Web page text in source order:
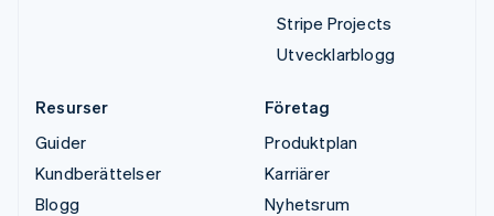
Stripe Projects
Utvecklarblogg
Resurser
Guider
Kundberättelser
Blogg
Företag
Produktplan
Karriärer
Nyhetsrum